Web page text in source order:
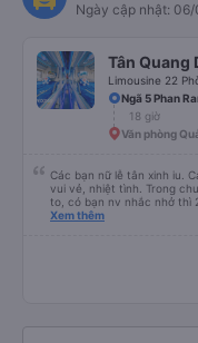
Ngày cập nhật:
Tân Quang
Limousine 22
Ngã 5 Phan
18 giờ
Văn phòng
Các bạn nữ lễ tân xinh iu.
vui vẻ, nhiệt tình. Trong chuyến đi của mình có 2 gia đình bác lớn tuổi nc khá
to, có bạn nv nhắc nhở thì
xấu thì mình ngược lại nha.
bạn ấy nha. Nếu bạn ấy
trợ ạ. Số mình đuôi 666,
iu còn đổi cho mình phòng
Xem thêm